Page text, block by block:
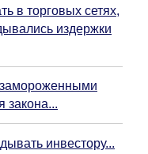
в торговых сетях,
издержки
закона...
инвестору...